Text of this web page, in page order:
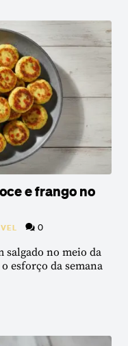
e frango no
0
salgado no meio da
esforço da semana